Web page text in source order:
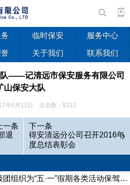
临时保安 服务中心
关于我们 联系我们
——记清远市保安服务有限公司
山保安大队
年6月12日 点击数：8312
山脚下，听着来来往往矿车的轰鸣
来暑往、披星戴月，坚守在保安一
保安人。
藏有30多种，是全国重点产煤县和
基地。丰富的资源蕴藏着巨额利润，
一条
退
下一条
得安清远分公司召开2016年
度总结表彰会
清远市保安服务公司各级团组织为“五·一”假期各类活动保驾护航